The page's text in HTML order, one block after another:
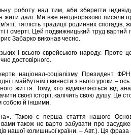
роботу над тим, аби зберегти
жити далі. Ми вже неодноразово писали
тяглість традиції родинних спогадів,
і смерті. Цей подвижницький труд
Забарко виконав чесно.
і всього єврейського народу. Проте
достовірного.
націонал-соціалізму Президент
і майбутнім і винести з нього уроки –
життя. Тому, хто відмовляється від
своєї історії, калічить свою душу. Це
собою й іншими.
Такою є перша стаття нашого
вами також не варто забувати про
нашої колишньої країни. – Авт.). Ця фраза